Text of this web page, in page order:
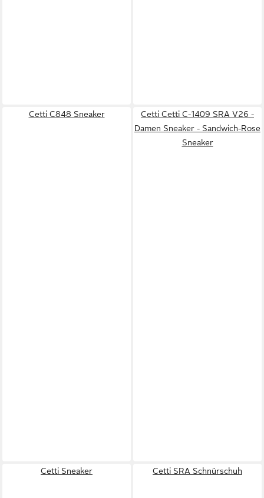
Cetti C848 Sneaker
Cetti Cetti C-1409 SRA V26 -
Damen Sneaker - Sandwich-Rose
Sneaker
Cetti Sneaker Cetti SRA Schnürschuh